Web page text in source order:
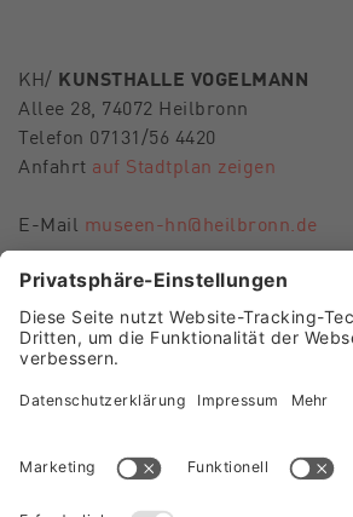
KH/ KUNSTHALLE VOGELMANN
Allee 28, 74072 Heilbronn
Telefon 07131/56 4420
Anfahrt auf Stadtplan zeigen
E-Mail museen-hn@heilbronn.de
FOLGEN SIE UNS
Besuch Kunsthalle Vogelmann
Presse